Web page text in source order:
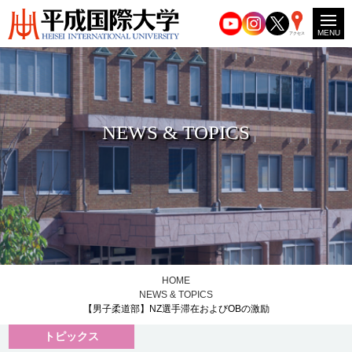
アクセス MENU
NEWS & TOPICS
HOME
NEWS & TOPICS
【男子柔道部】NZ選手滞在およびOBの激励
トピックス